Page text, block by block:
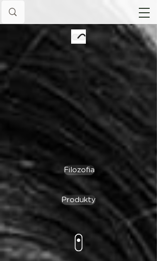
Filozofia
Produkty